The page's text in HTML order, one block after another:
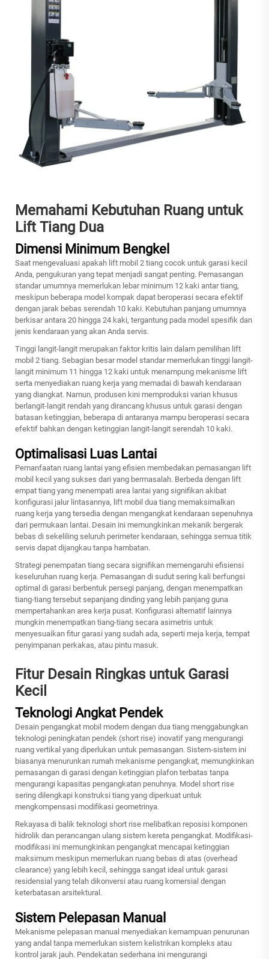
Memahami Kebutuhan Ruang untuk
Lift Tiang Dua
Dimensi Minimum Bengkel
Saat mengevaluasi apakah lift mobil 2 tiang cocok untuk garasi kecil
Anda, pengukuran yang tepat menjadi sangat penting. Pemasangan
standar umumnya memerlukan lebar minimum 12 kaki antar tiang,
meskipun beberapa model kompak dapat beroperasi secara efektif
dengan jarak bebas serendah 10 kaki. Kebutuhan panjang umumnya
berkisar antara 20 hingga 24 kaki, tergantung pada model spesifik dan
jenis kendaraan yang akan Anda servis.
Tinggi langit-langit merupakan faktor kritis lain dalam pemilihan lift
mobil 2 tiang. Sebagian besar model standar memerlukan tinggi langit-
langit minimum 11 hingga 12 kaki untuk menampung mekanisme lift
serta menyediakan ruang kerja yang memadai di bawah kendaraan
yang diangkat. Namun, produsen kini memproduksi varian khusus
berlangit-langit rendah yang dirancang khusus untuk garasi dengan
batasan ketinggian, beberapa di antaranya mampu beroperasi secara
efektif bahkan dengan ketinggian langit-langit serendah 10 kaki.
Optimalisasi Luas Lantai
Pemanfaatan ruang lantai yang efisien membedakan pemasangan lift
mobil kecil yang sukses dari yang bermasalah. Berbeda dengan lift
empat tiang yang menempati area lantai yang signifikan akibat
konfigurasi jalur lintasannya, lift mobil dua tiang memaksimalkan
ruang kerja yang tersedia dengan mengangkat kendaraan sepenuhnya
dari permukaan lantai. Desain ini memungkinkan mekanik bergerak
bebas di sekeliling seluruh perimeter kendaraan, sehingga semua titik
servis dapat dijangkau tanpa hambatan.
Strategi penempatan tiang secara signifikan memengaruhi efisiensi
keseluruhan ruang kerja. Pemasangan di sudut sering kali berfungsi
optimal di garasi berbentuk persegi panjang, dengan menempatkan
tiang-tiang tersebut sepanjang dinding yang lebih panjang guna
mempertahankan area kerja pusat. Konfigurasi alternatif lainnya
mungkin menempatkan tiang-tiang secara asimetris untuk
menyesuaikan fitur garasi yang sudah ada, seperti meja kerja, tempat
penyimpanan perkakas, atau pintu masuk.
Fitur Desain Ringkas untuk Garasi
Kecil
Teknologi Angkat Pendek
Desain pengangkat mobil modern dengan dua tiang menggabungkan
teknologi peningkatan pendek (short rise) inovatif yang mengurangi
ruang vertikal yang diperlukan untuk pemasangan. Sistem-sistem ini
biasanya menurunkan rumah mekanisme pengangkat, memungkinkan
pemasangan di garasi dengan ketinggian plafon terbatas tanpa
mengurangi kapasitas pengangkatan penuhnya. Model short rise
sering dilengkapi konstruksi tiang yang diperkuat untuk
mengkompensasi modifikasi geometrinya.
Rekayasa di balik teknologi short rise melibatkan reposisi komponen
hidrolik dan perancangan ulang sistem kereta pengangkat. Modifikasi-
modifikasi ini memungkinkan pengangkat mencapai ketinggian
maksimum meskipun memerlukan ruang bebas di atas (overhead
clearance) yang lebih kecil, sehingga sangat ideal untuk garasi
residensial yang telah dikonversi atau ruang komersial dengan
keterbatasan arsitektural.
Sistem Pelepasan Manual
Mekanisme pelepasan manual menyediakan kemampuan penurunan
yang andal tanpa memerlukan sistem kelistrikan kompleks atau
kontrol jarak jauh. Pendekatan sederhana ini mengurangi